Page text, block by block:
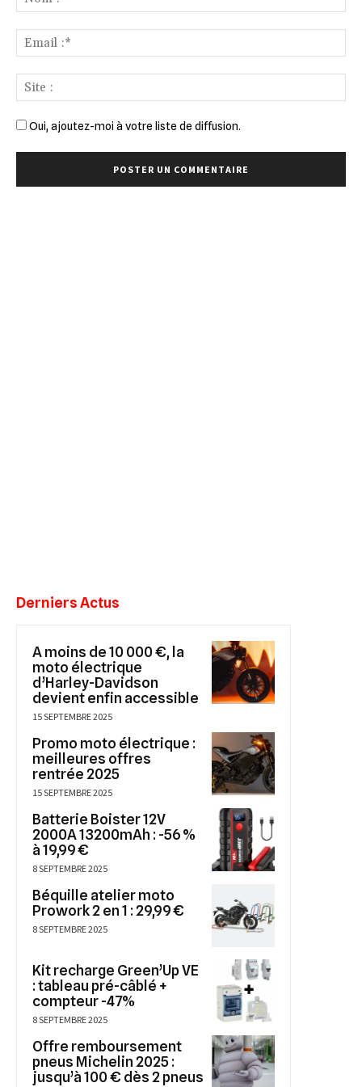
:*
:*
:
Oui, ajoutez-moi à votre liste de diffusion.
Derniers Actus
A moins de 10 000 €, la
moto électrique
d’Harley-Davidson
devient enfin accessible
15 SEPTEMBRE 2025
Promo moto électrique :
meilleures offres
rentrée 2025
15 SEPTEMBRE 2025
Batterie Boister 12V
2000A 13200mAh : -56 %
à 19,99 €
8 SEPTEMBRE 2025
Béquille atelier moto
Prowork 2 en 1 : 29,99 €
8 SEPTEMBRE 2025
Kit recharge Green’Up VE
: tableau pré-câblé +
compteur -47%
8 SEPTEMBRE 2025
Offre remboursement
pneus Michelin 2025 :
jusqu’à 100 € dès 2 pneus